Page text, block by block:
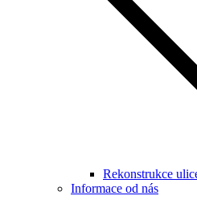
Rekonstrukce
Informace od nás